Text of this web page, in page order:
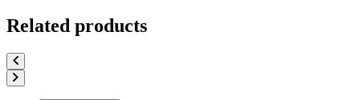
Related products